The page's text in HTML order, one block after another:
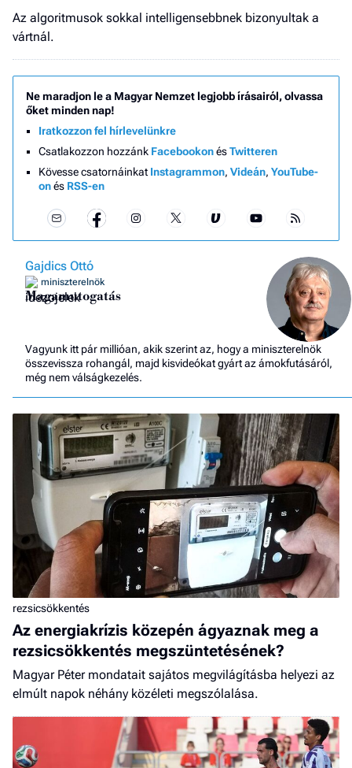
Az algoritmusok sokkal intelligensebbnek bizonyultak a
vártnál.
Ne maradjon le a Magyar Nemzet legjobb írásairól, olvassa
őket minden nap!
Iratkozzon fel hírlevelünkre
Csatlakozzon hozzánk FacebookonésTwitteren
Kövesse csatornáinkat Instagrammon, Videán, YouTube-
onés RSS-en
Gajdics Ottó
miniszterelnök
Magamutogatás
Vagyunk itt pár millióan, akik szerint az, hogy a miniszterelnök
összevissza rohangál, majd kisvideókat gyárt az ámokfutásáról,
még nem válságkezelés.
rezsicsökkentés
Az energiakrízis közepén ágyaznak meg a
rezsicsökkentés megszüntetésének?
Magyar Péter mondatait sajátos megvilágításba helyezi az
elmúlt napok néhány közéleti megszólalása.